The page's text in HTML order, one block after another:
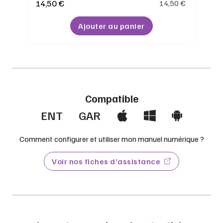
14,50 € 14,50 €
Ajouter au panier
Compatible
ENT GAR
Comment configurer et utiliser mon manuel numérique ?
Voir nos fiches d’assistance